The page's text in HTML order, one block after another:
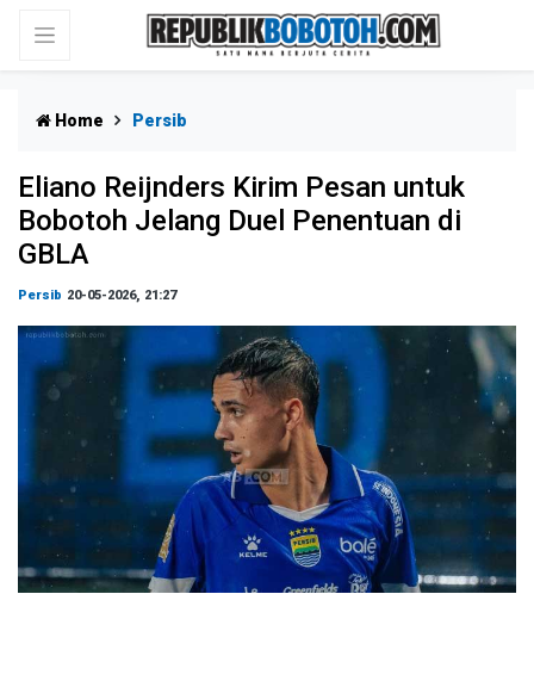
Home Persib
Eliano Reijnders Kirim Pesan untuk
Bobotoh Jelang Duel Penentuan di
GBLA
Persib 20-05-2026, 21:27